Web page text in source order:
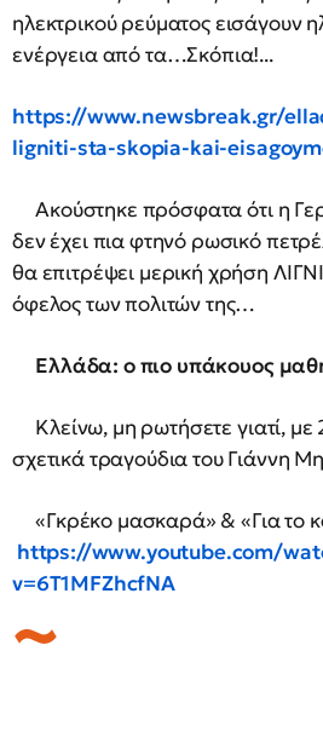
ηλεκτρικού ρεύματος εισάγουν
ενέργεια από τα…Σκόπια!...
https://www.newsbreak.gr/
ligniti-sta-skopia-kai-
Ακούστηκε πρόσφατα ότι η
δεν έχει πια φτηνό ρωσικό
θα επιτρέψει μερική χρήση
όφελος των πολιτών της…
Ελλάδα: ο πιο υπάκουος
Κλείνω, μη ρωτήσετε γιατί, με
σχετικά τραγούδια του Γιάννη
«Γκρέκο μασκαρά» & «Για το
https://www.youtube.com/
v=6T1MFZhcfNA